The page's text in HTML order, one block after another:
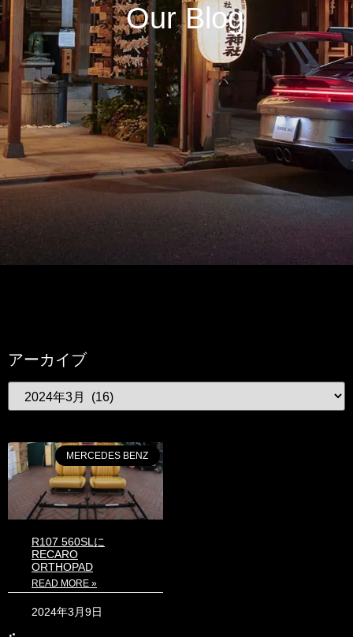
Our Blog
アーカイブ
MERCEDES BENZ
R107 560SLに
RECARO
ORTHOPAD
READ MORE »
2024年3月9日